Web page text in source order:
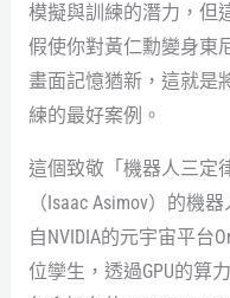
模擬與訓練的潛力，但
假使你對黃仁勳變身東
畫面記憶猶新，這就是
練的最好案例。
這個致敬「機器人三定
（Isaac Asimov）的機
自NVIDIA的元宇宙平台
位孿生，透過GPU的算